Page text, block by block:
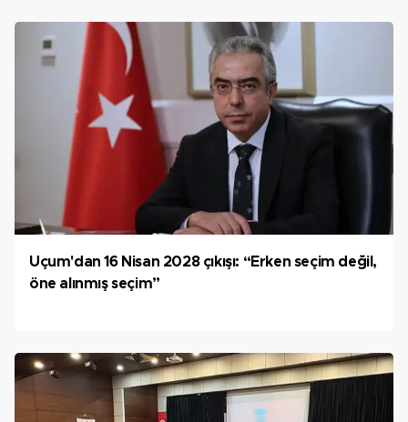
Uçum'dan 16 Nisan 2028 çıkışı: “Erken seçim değil,
öne alınmış seçim”